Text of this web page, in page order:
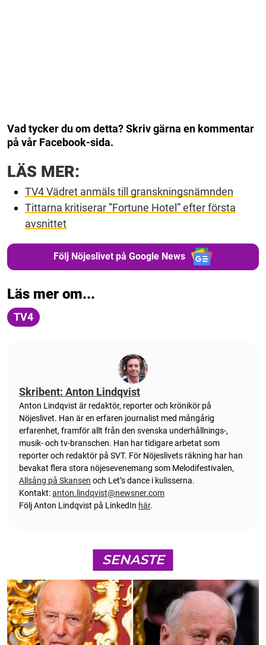
Vad tycker du om detta? Skriv gärna en kommentar
på vår Facebook-sida.
LÄS MER:
TV4 Vädret anmäls till granskningsnämnden
Tittarna kritiserar ”Fortune Hotel” efter första
avsnittet
Följ Nöjeslivet på Google News
Läs mer om...
TV4
Skribent: Anton Lindqvist
Anton Lindqvist är redaktör, reporter och krönikör på
Nöjeslivet. Han är en erfaren journalist med mångårig
erfarenhet, framför allt från den svenska underhållnings-,
musik- och tv-branschen. Han har tidigare arbetat som
reporter och redaktör på SVT. För Nöjeslivets räkning har han
bevakat flera stora nöjesevenemang som Melodifestivalen,
Allsång på Skansen och Let’s dance i kulisserna.
Kontakt:anton.lindqvist@newsner.com
Följ Anton Lindqvist på LinkedIn här.
SENASTE